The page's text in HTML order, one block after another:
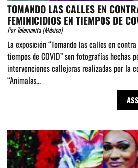
TOMANDO LAS CALLES EN
FEMINICIDIOS EN TIEMPOS DE
Por Telemanita (México)
La exposición “Tomando las calles en
tiempos de COVID” son fotografías hechas
intervenciones callejeras realizadas por la
“Animalas...